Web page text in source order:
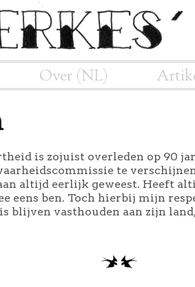
Over (NL)
is zojuist overleden op 90
te
altijd eerlijk geweest. Heeft
eens ben. Toch hierbij mijn
blijven vasthouden aan zijn